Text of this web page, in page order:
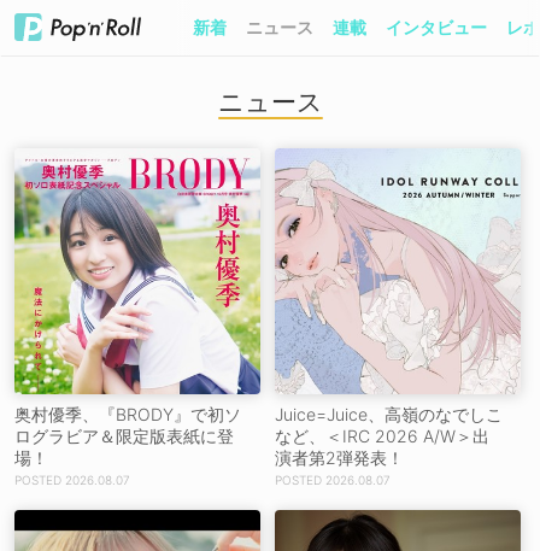
新着 ニュース 連載 インタビュー レ
ニュース
奥村優季、『BRODY』で初ソ
ログラビア＆限定版表紙に登
場！
2026.08.07
Juice=Juice、高嶺のなでしこ
など、＜IRC 2026 A/W＞出
演者第2弾発表！
2026.08.07